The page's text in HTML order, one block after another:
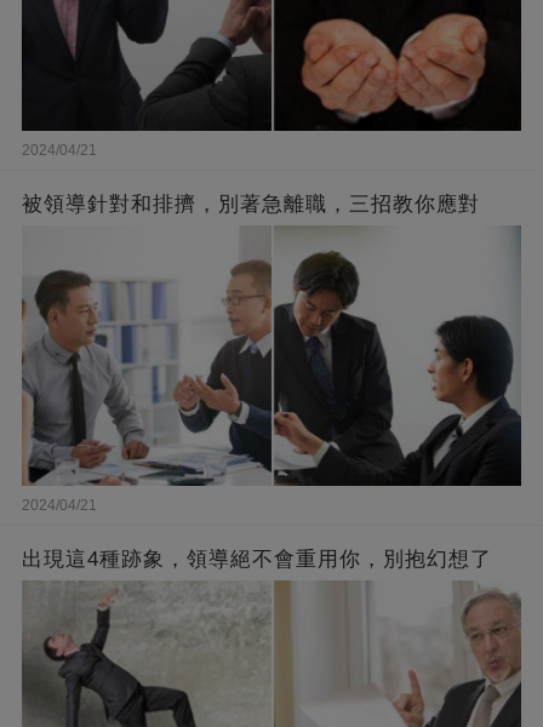
2024/04/21
被領導針對和排擠，別著急離職，三招教你應對
2024/04/21
出現這4種跡象，領導絕不會重用你，別抱幻想了